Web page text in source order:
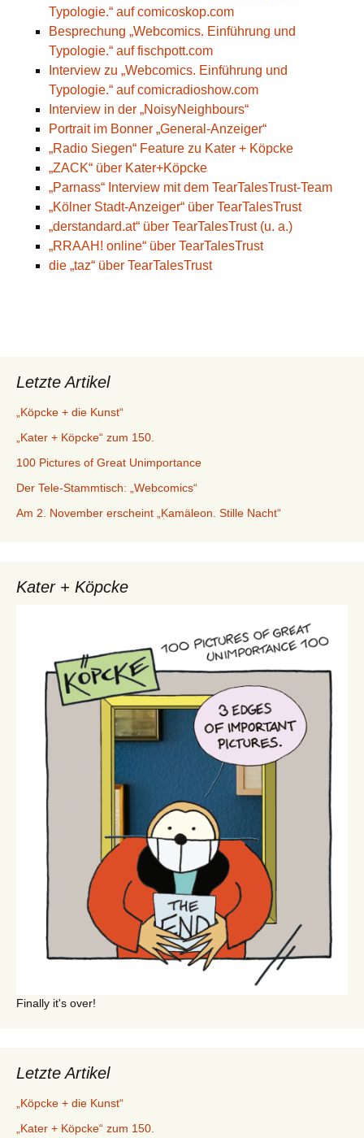
Typologie.“ auf comicoskop.com
Besprechung „Webcomics. Einführung und
Typologie.“ auf fischpott.com
Interview zu „Webcomics. Einführung und
Typologie.“ auf comicradioshow.com
Interview in der „NoisyNeighbours“
Portrait im Bonner „General-Anzeiger“
„Radio Siegen“ Feature zu Kater + Köpcke
„ZACK“ über Kater+Köpcke
„Parnass“ Interview mit dem TearTalesTrust-Team
„Kölner Stadt-Anzeiger“ über TearTalesTrust
„derstandard.at“ über TearTalesTrust (u. a.)
„RRAAH! online“ über TearTalesTrust
die „taz“ über TearTalesTrust
Letzte Artikel
„Köpcke + die Kunst“
„Kater + Köpcke“ zum 150.
100 Pictures of Great Unimportance
Der Tele-Stammtisch: „Webcomics“
Am 2. November erscheint „Kamäleon. Stille Nacht“
Kater + Köpcke
Finally it's over!
Letzte Artikel
„Köpcke + die Kunst“
„Kater + Köpcke“ zum 150.